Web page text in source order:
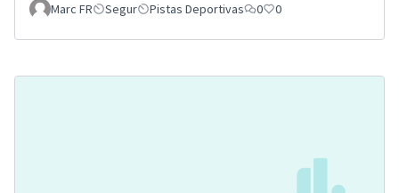
Marc FR Segur Pistas Deportivas 0 0